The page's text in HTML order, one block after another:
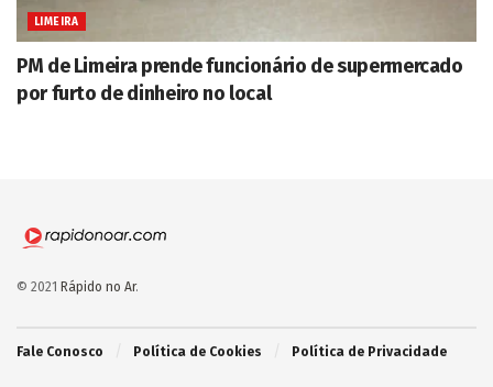
LIMEIRA
PM de Limeira prende funcionário de supermercado
por furto de dinheiro no local
© 2021 Rápido no Ar.
Fale Conosco Política de Cookies Política de Privacidade